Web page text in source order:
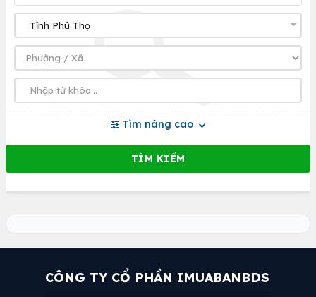
Tìm nâng cao
CÔNG TY CỔ PHẦN IMUABANBDS